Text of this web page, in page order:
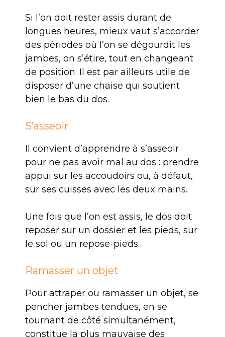
Si l’on doit rester assis durant de
longues heures, mieux vaut s’accorder
des périodes où l’on se dégourdit les
jambes, on s’étire, tout en changeant
de position. Il est par ailleurs utile de
disposer d’une chaise qui soutient
bien le bas du dos.
S’asseoir
Il convient d’apprendre à s’asseoir
pour ne pas avoir mal au dos : prendre
appui sur les accoudoirs ou, à défaut,
sur ses cuisses avec les deux mains.
Une fois que l’on est assis, le dos doit
reposer sur un dossier et les pieds, sur
le sol ou un repose-pieds.
Ramasser un objet
Pour attraper ou ramasser un objet, se
pencher jambes tendues, en se
tournant de côté simultanément,
constitue la plus mauvaise des